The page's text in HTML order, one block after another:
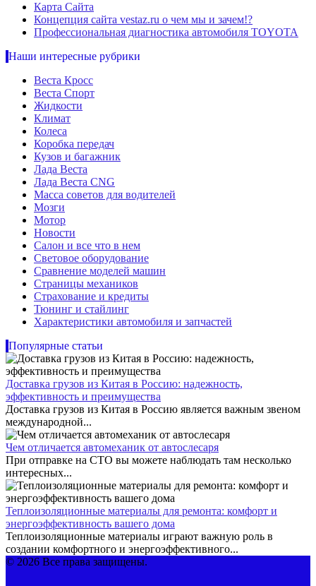
Карта Сайта
Концепция сайта vestaz.ru о чем мы и зачем!?
Профессиональная диагностика автомобиля TOYOTA
Наши интересные рубрики
Веста Кросс
Веста Спорт
Жидкости
Климат
Колеса
Коробка передач
Кузов и багажник
Лада Веста
Лада Веста CNG
Масса советов для водителей
Мозги
Мотор
Новости
Салон и все что в нем
Световое оборудование
Сравнение моделей машин
Страницы механиков
Страхование и кредиты
Тюнинг и стайлинг
Характеристики автомобиля и запчастей
Популярные статьи
Доставка грузов из Китая в Россию: надежность,
эффективность и преимущества
Доставка грузов из Китая в Россию является важным звеном
международной...
Чем отличается автомеханик от автослесаря
При отправке на СТО вы можете наблюдать там несколько
интересных...
Теплоизоляционные материалы для ремонта: комфорт и
энергоэффективность вашего дома
Теплоизоляционные материалы играют важную роль в
создании комфортного и энергоэффективного...
© 2026 Все права защищены.